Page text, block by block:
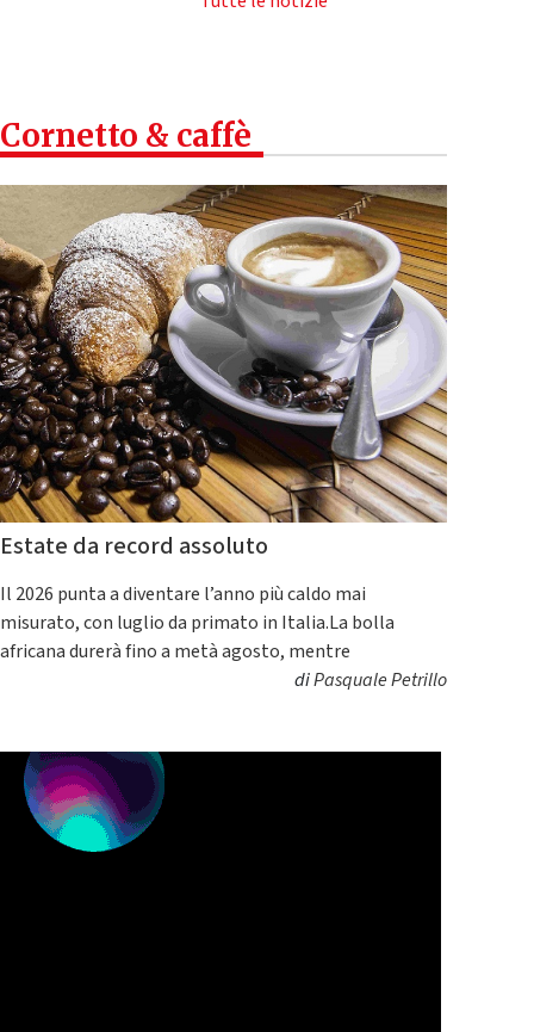
Cornetto & caffè
Estate da record assoluto
Il 2026 punta a diventare l’anno più caldo mai
misurato, con luglio da primato in Italia.La bolla
africana durerà fino a metà agosto, mentre
diPasquale Petrillo